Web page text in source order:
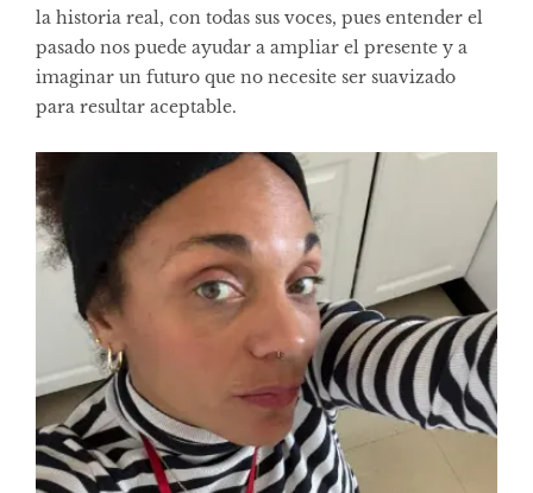
la historia real, con todas sus voces, pues entender el
pasado nos puede ayudar a ampliar el presente y a
imaginar un futuro que no necesite ser suavizado
para resultar aceptable.